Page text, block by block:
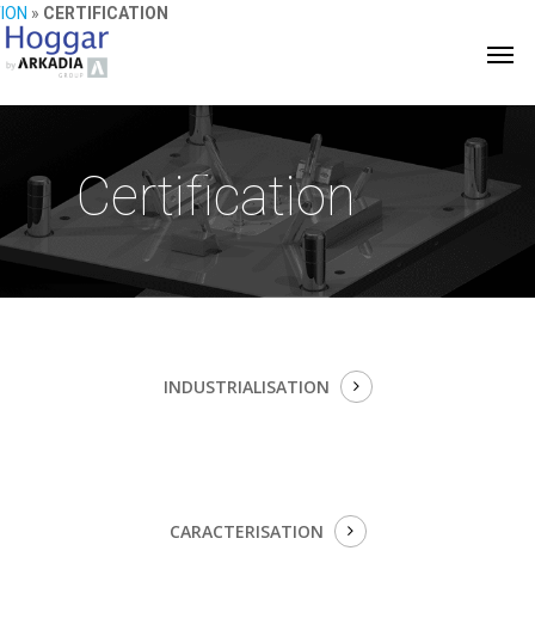
» CERTIFICATION
Certification
INDUSTRIALISATION
CARACTERISATION